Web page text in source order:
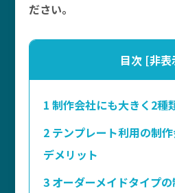
ださい。
目次 [非表
1 制作会社にも大きく2種
2 テンプレート利用の制
デメリット
3 オーダーメイドタイプ